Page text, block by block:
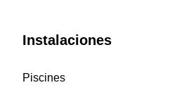
Instalaciones
Piscines